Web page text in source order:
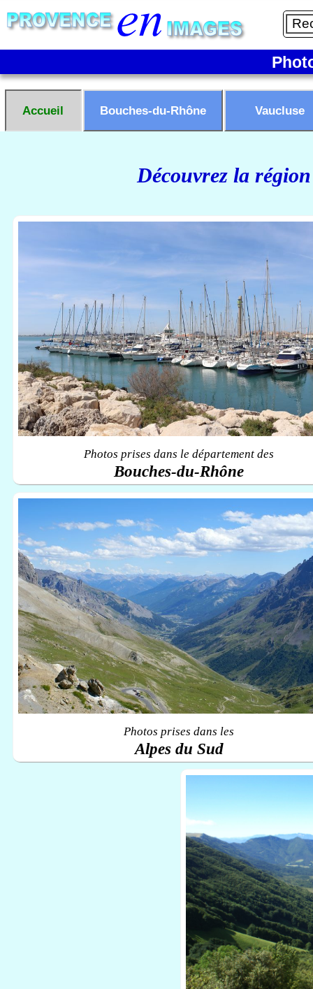
Accueil Bouches-du-Rhône Vaucluse
Découvrez la
Photos prises dans le département des
Bouches-du-Rhône
Photos prises dans les
Alpes du Sud